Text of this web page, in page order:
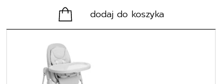
dodaj do koszyka